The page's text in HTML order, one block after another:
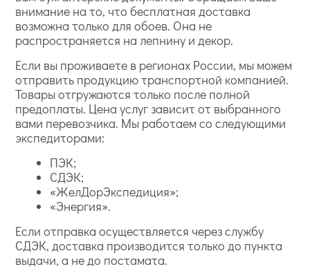
внимание на то, что бесплатная доставка
возможна только для обоев. Она не
распространяется на лепнину и декор.
Если вы проживаете в регионах России, мы можем
отправить продукцию транспортной компанией.
Товары отгружаются только после полной
предоплаты. Цена услуг зависит от выбранного
вами перевозчика. Мы работаем со следующими
экспедиторами:
ПЭК;
СДЭК;
«ЖелДорЭкспедиция»;
«Энергия».
Если отправка осуществляется через службу
СДЭК, доставка производится только до пункта
выдачи, а не до постамата.